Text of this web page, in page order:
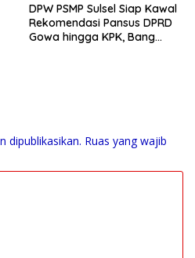
DPW PSMP Sulsel Siap Kawal
Rekomendasi Pansus DPRD
Gowa hingga KPK, Bang
dipublikasikan. Ruas yang wajib